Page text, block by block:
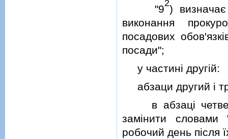
"92)
виконання
посадових
посади";
у частинi другiй:
абзаци другий i
в абзацi
замiнити словами
робочий день пiсля